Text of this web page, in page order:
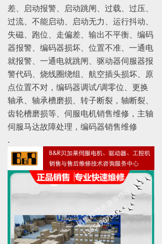
差、启动报警、启动跳闸、过载、过压、
过流、不能启动、启动无力、运行抖动、
失磁、跑位、走偏差、输出不平衡、编码
器报警、编码器损坏、位置不准、一通电
就报警、一通电就跳闸、驱动器伺服器报
警代码、烧线圈绕组、航空插头损坏、原
点位置不对，编码器调试/调零位、更换
轴承、轴承槽磨损、转子断裂，轴断裂、
齿轮槽磨损等、伺服电机销售维修，主轴
伺服马达故障处理，编码器销售维修
.